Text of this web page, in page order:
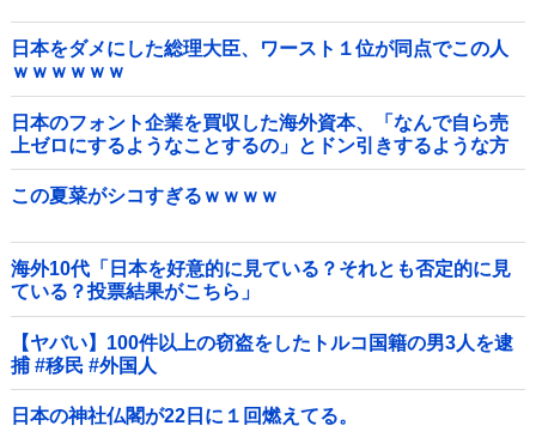
日本をダメにした総理大臣、ワースト１位が同点でこの人
ｗｗｗｗｗｗ
日本のフォント企業を買収した海外資本、「なんで自ら売
上ゼロにするようなことするの」とドン引きするような方
針転換を……他
この夏菜がシコすぎるｗｗｗｗ
海外10代「日本を好意的に見ている？それとも否定的に見
ている？投票結果がこちら」
【ヤバい】100件以上の窃盗をしたトルコ国籍の男3人を逮
捕 #移民 #外国人
日本の神社仏閣が22日に１回燃えてる。